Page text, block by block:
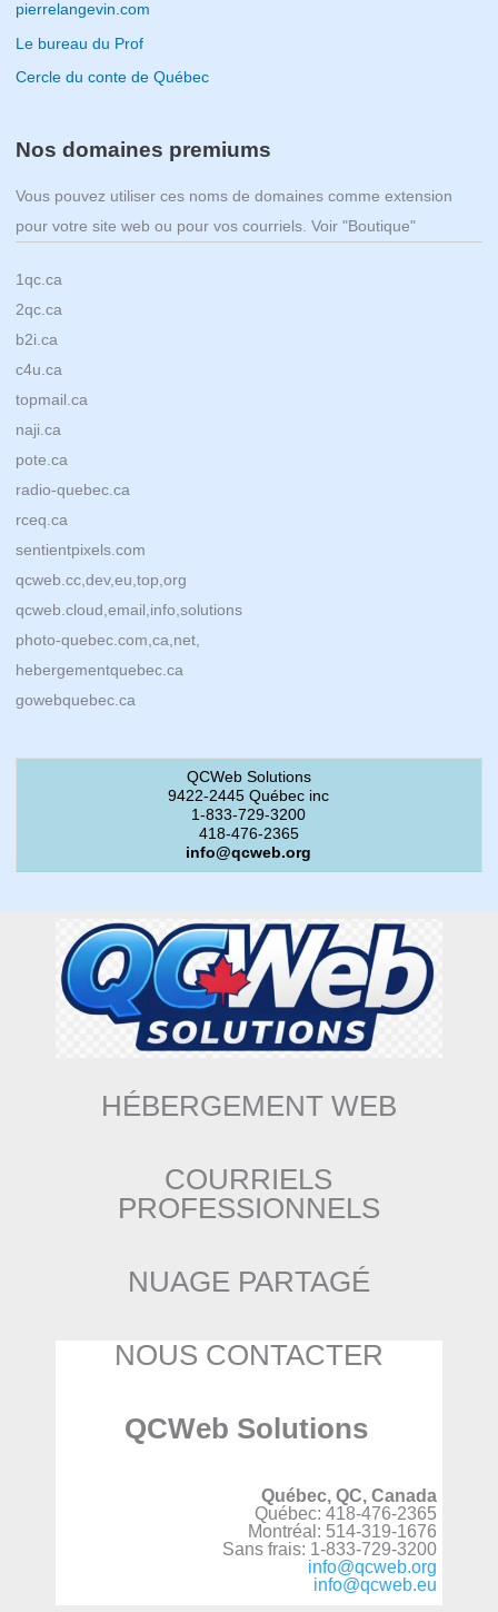
pierrelangevin.com
Le bureau du Prof
Cercle du conte de Québec
Nos domaines premiums
Vous pouvez utiliser ces noms de domaines comme extension
pour votre site web ou pour vos courriels. Voir "Boutique"
1qc.ca
2qc.ca
b2i.ca
c4u.ca
topmail.ca
naji.ca
pote.ca
radio-quebec.ca
rceq.ca
sentientpixels.com
qcweb.cc,dev,eu,top,org
qcweb.cloud,email,info,solutions
photo-quebec.com,ca,net,
hebergementquebec.ca
gowebquebec.ca
QCWeb Solutions
9422-2445 Québec inc
1-833-729-3200
418-476-2365
info@qcweb.org
HÉBERGEMENT WEB
COURRIELS
PROFESSIONNELS
NUAGE PARTAGÉ
NOUS CONTACTER
QCWeb Solutions
Québec, QC, Canada
Québec: 418-476-2365
Montréal: 514-319-1676
Sans frais: 1-833-729-3200
info@qcweb.org
info@qcweb.eu